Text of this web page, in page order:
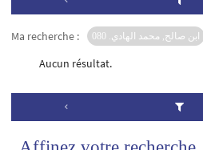
Ma recherche : ابن صالح, محمد الهادي. 080
Aucun résultat.